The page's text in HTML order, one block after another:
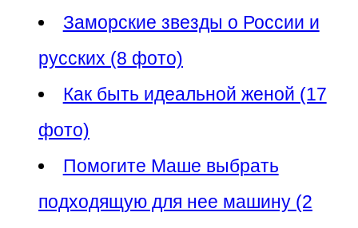
Заморские звезды о России и
русских (8 фото)
Как быть идеальной женой (17
фото)
Помогите Маше выбрать
подходящую для нее машину (2